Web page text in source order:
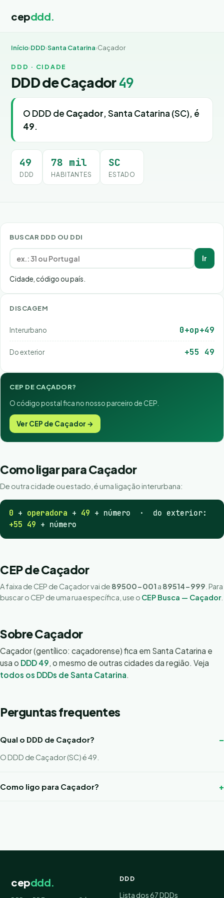
cepddd.
Início›DDD›Santa Catarina›Caçador
DDD · CIDADE
DDD de Caçador49
O DDD de Caçador, Santa Catarina (SC), é
49.
49
DDD
78 mil
HABITANTES
SC
ESTADO
BUSCAR DDD OU DDI
Ir
Cidade, código ou país.
DISCAGEM
Interurbano 0+op+49
Do exterior +55 49
CEP DE CAÇADOR?
O código postal fica no nosso parceiro de CEP.
Ver CEP de Caçador →
Como ligar para Caçador
De outra cidade ou estado, é uma ligação interurbana:
0 + operadora + 49 + número · do exterior:
+55 49 + número
CEP de Caçador
A faixa de CEP de Caçador vai de 89500-001 a 89514-999 . Para
buscar o CEP de uma rua específica, use o CEP Busca — Caçador.
Sobre Caçador
Caçador (gentílico: caçadorense) fica em Santa Catarina e
usa o DDD 49, o mesmo de outras cidades da região. Veja
todos os DDDs de Santa Catarina.
Perguntas frequentes
Qual o DDD de Caçador?
O DDD de Caçador (SC) é 49.
Como ligo para Caçador?
cepddd. DDD
Lista dos 67 DDDs